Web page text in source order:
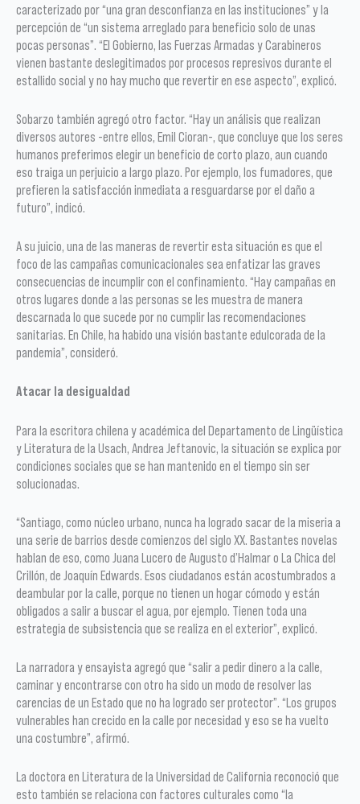
caracterizado por “una gran desconfianza en las instituciones” y la
percepción de “un sistema arreglado para beneficio solo de unas
pocas personas”. “El Gobierno, las Fuerzas Armadas y Carabineros
vienen bastante deslegitimados por procesos represivos durante el
estallido social y no hay mucho que revertir en ese aspecto”, explicó.
Sobarzo también agregó otro factor. “Hay un análisis que realizan
diversos autores -entre ellos, Emil Cioran-, que concluye que los seres
humanos preferimos elegir un beneficio de corto plazo, aun cuando
eso traiga un perjuicio a largo plazo. Por ejemplo, los fumadores, que
prefieren la satisfacción inmediata a resguardarse por el daño a
futuro”, indicó.
A su juicio, una de las maneras de revertir esta situación es que el
foco de las campañas comunicacionales sea enfatizar las graves
consecuencias de incumplir con el confinamiento. “Hay campañas en
otros lugares donde a las personas se les muestra de manera
descarnada lo que sucede por no cumplir las recomendaciones
sanitarias. En Chile, ha habido una visión bastante edulcorada de la
pandemia”, consideró.
Atacar la desigualdad
Para la escritora chilena y académica del Departamento de Lingüística
y Literatura de la Usach, Andrea Jeftanovic, la situación se explica por
condiciones sociales que se han mantenido en el tiempo sin ser
solucionadas.
“Santiago, como núcleo urbano, nunca ha logrado sacar de la miseria a
una serie de barrios desde comienzos del siglo XX. Bastantes novelas
hablan de eso, como Juana Lucero de Augusto d’Halmar o La Chica del
Crillón, de Joaquín Edwards. Esos ciudadanos están acostumbrados a
deambular por la calle, porque no tienen un hogar cómodo y están
obligados a salir a buscar el agua, por ejemplo. Tienen toda una
estrategia de subsistencia que se realiza en el exterior”, explicó.
La narradora y ensayista agregó que “salir a pedir dinero a la calle,
caminar y encontrarse con otro ha sido un modo de resolver las
carencias de un Estado que no ha logrado ser protector”. “Los grupos
vulnerables han crecido en la calle por necesidad y eso se ha vuelto
una costumbre”, afirmó.
La doctora en Literatura de la Universidad de California reconoció que
esto también se relaciona con factores culturales como “la